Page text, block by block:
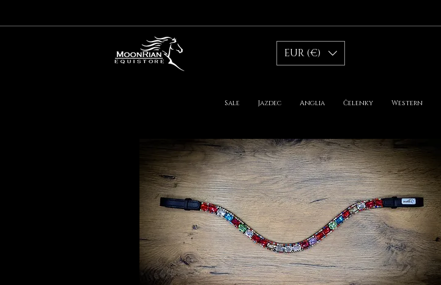
EUR (€)
Sale Jazdec Anglia Čelenky Western